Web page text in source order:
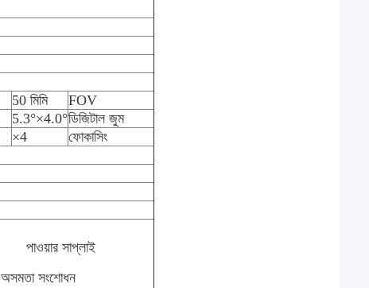
50 মিমি
FOV
5.3°×4.0°ডিজিটাল জুম
×4
ফোকাসিং
পাওয়ার সাপ্লাই
অসমতা সংশোধন